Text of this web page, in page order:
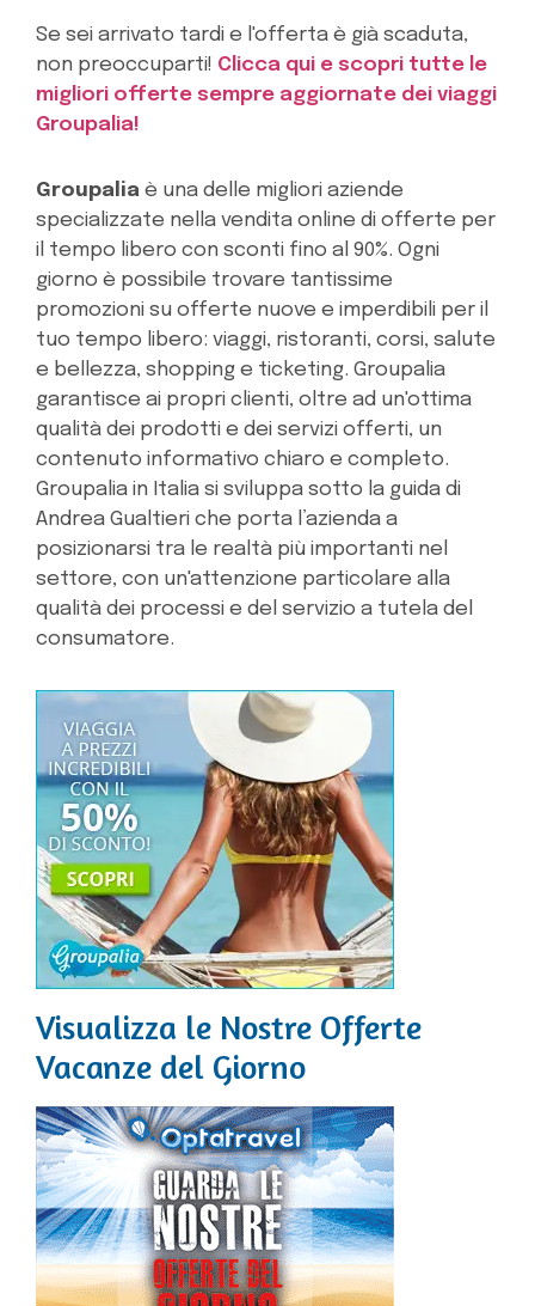
Se sei arrivato tardi e l'offerta è già scaduta,
non preoccuparti! Clicca qui e scopri tutte le
migliori offerte sempre aggiornate dei viaggi
Groupalia!
Groupalia è una delle migliori aziende
specializzate nella vendita online di offerte per
il tempo libero con sconti fino al 90%. Ogni
giorno è possibile trovare tantissime
promozioni su offerte nuove e imperdibili per il
tuo tempo libero: viaggi, ristoranti, corsi, salute
e bellezza, shopping e ticketing. Groupalia
garantisce ai propri clienti, oltre ad un'ottima
qualità dei prodotti e dei servizi offerti, un
contenuto informativo chiaro e completo.
Groupalia in Italia si sviluppa sotto la guida di
Andrea Gualtieri che porta l’azienda a
posizionarsi tra le realtà più importanti nel
settore, con un'attenzione particolare alla
qualità dei processi e del servizio a tutela del
consumatore.
Visualizza le Nostre Offerte
Vacanze del Giorno